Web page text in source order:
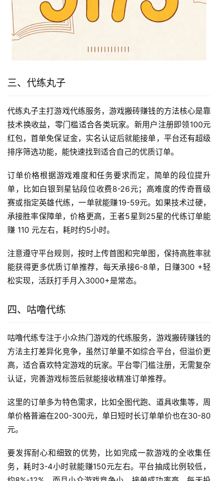
三、代练丸子
代练丸子主打游戏代练服务，游戏搬砖赚钱的方法核心是靠
技术换收益，零门槛适合各类玩家。新用户注册即领100元
红包，首单免保证金，实名认证后就能接单，平台还有超级
排序筛选功能，能快速找到适合自己的优质订单。
订单价格根据游戏难度和任务要求而定，简单的段位提升
单，比如白银到星钻段位收费8-26元；高难度的传奇晋级
赛或指定英雄代练，一单就能赚19-59元。如果技术过硬，
承接胜率保障单，价格更高，王者5星到25星的代练订单能
赚 110 元左右，耗时约5小时。
注意遵守平台规则，按时上传首图和完单图，保持高胜率就
能获得更多优质订单推荐，每天承接6-8单，日赚300 +轻
松实现，活跃打手月入3000+是常态。
四、咕噜代练
咕噜代练专注于小众热门游戏的代练服务，游戏搬砖赚钱的
方法主打差异化竞争，虽然订单量不如综合平台，但溢价更
高，适合喜欢特定游戏的玩家。平台零门槛注册，无需复杂
认证，完善游戏标签后就能接收精准订单推荐。
这里的订单多为特色需求，比如全图代跑、道具收集等，周
单价格普遍在200-300元，单日短时长订单单价也在30-80
元。
要发挥耐心和细致的优势，比如完成一款游戏的全收集任
务，耗时3-4小时就能赚150元左右。平台抽成比例较低，